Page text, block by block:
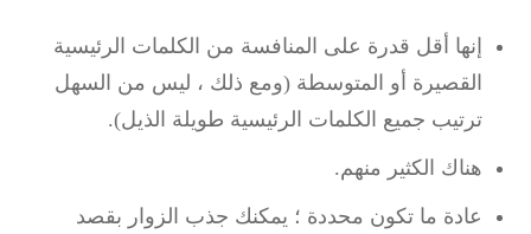
إنها أقل قدرة على المنافسة من الكلمات الرئيسية
القصيرة أو المتوسطة (ومع ذلك ، ليس من السهل
ترتيب جميع الكلمات الرئيسية طويلة الذيل).
هناك الكثير منهم.
عادة ما تكون محددة ؛ يمكنك جذب الزوار بقصد